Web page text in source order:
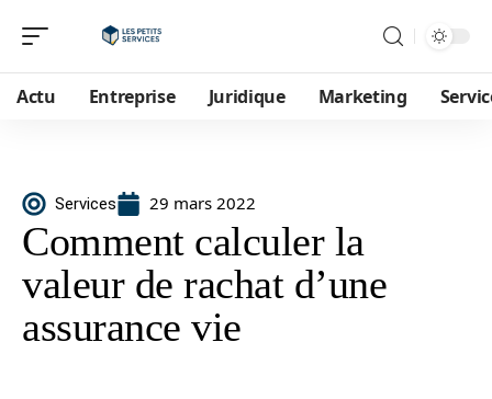
Actu Entreprise Juridique Marketing
Services 29 mars 2022
Comment calculer la
valeur de rachat d’une
assurance vie